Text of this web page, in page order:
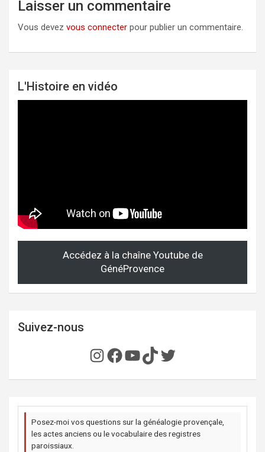
Laisser un commentaire
Vous devez vous connecter pour publier un commentaire.
L'Histoire en vidéo
Accédez à la chaîne Youtube de
GénéProvence
Suivez-nous
Instagram
Facebook
YouTube
TikTok
Twitter
Posez-moi vos questions sur la généalogie provençale,
les actes anciens ou le vocabulaire des registres
paroissiaux.